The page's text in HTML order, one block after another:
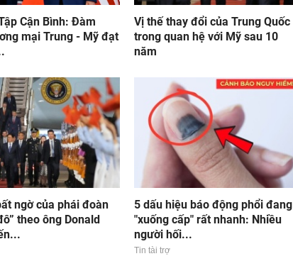
Cận Bình: Đàm
mại Trung - Mỹ đạt
Vị thế thay đổi của Trung Quốc
trong quan hệ với Mỹ sau 10
năm
ngờ của phái đoàn
theo ông Donald
5 dấu hiệu báo động phổi đang
"xuống cấp" rất nhanh: Nhiều
người hối...
Tin tài trợ